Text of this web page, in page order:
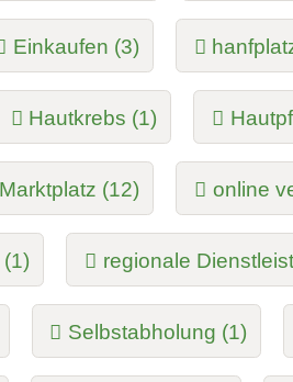
Einkaufen (3)
Hautkrebs (1)
Marktplatz (12) online
regionale
Selbstabholung (1)